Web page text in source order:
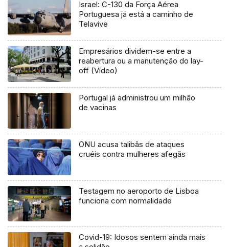
Israel: C-130 da Força Aérea
Portuguesa já está a caminho de
Telavive
Empresários dividem-se entre a
reabertura ou a manutenção do lay-
off (Vídeo)
Portugal já administrou um milhão
de vacinas
ONU acusa talibãs de ataques
cruéis contra mulheres afegãs
Testagem no aeroporto de Lisboa
funciona com normalidade
Covid-19: Idosos sentem ainda mais